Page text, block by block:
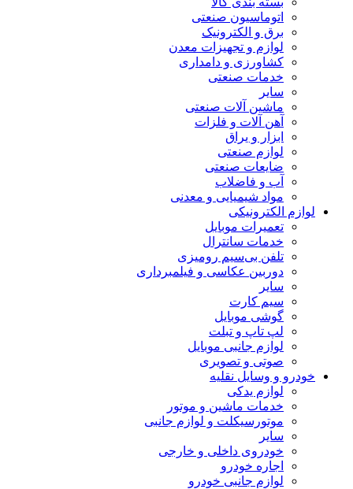
اتوماسیون صنعتی
برق و الکترونیک
لوازم و تجهیزات معدن
کشاورزی و دامداری
خدمات صنعتی
سایر
ماشین آلات صنعتی
آهن آلات و فلزات
ابزار و یراق
لوازم صنعتی
ضایعات صنعتی
آب و فاضلاب
مواد شیمیایی و معدنی
لوازم الکترونیکی
تعمیرات موبایل
خدمات سانترال
تلفن بی‌سیم رومیزی
دوربین عکاسی و فیلمبرداری
سایر
سیم کارت
گوشی موبایل
لپ تاپ و تبلت
لوازم جانبی موبایل
صوتی و تصویری
خودرو و وسایل نقلیه
لوازم یدکی
خدمات ماشین و موتور
موتورسیکلت و لوازم جانبی
سایر
خودروی داخلی و خارجی
اجاره خودرو
لوازم جانبی خودرو